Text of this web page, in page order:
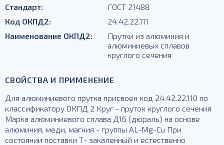
Стандарт:
ГОСТ 21488
Код ОКПД2:
24.42.22.111
Наименование ОКПД2:
Прутки из алюминия и
алюминиевых сплавов
круглого сечения
СВОЙСТВА И ПРИМЕНЕНИЕ
Для алюминиевого прутка присвоен код 24.42.22.110 по
классификатору ОКПД 2 Круг - пруток круглого сечения
Марка алюминиевого сплава Д16 (дюраль) на основе
алюминия, меди, магния - группы AL-Mg-Cu При
состоянии поставки Т- закаленный и естественно